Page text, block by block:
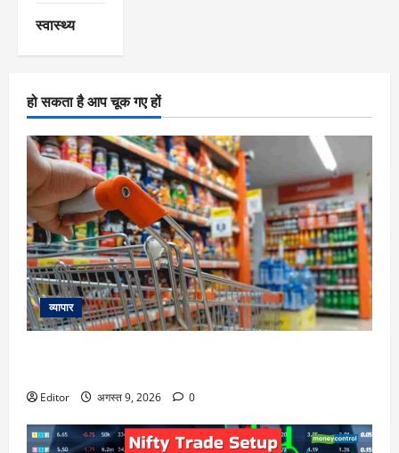
स्वास्थ्य
हो सकता है आप चूक गए हों
व्यापार
Editor अगस्त 9, 2026 0